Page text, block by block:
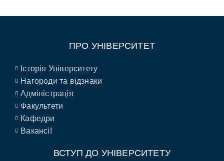
ПРО УНІВЕРСИТЕТ
Історія Університету
Нагороди та відзнаки
Адміністрація
Факультети
Кафедри
Вакансії
ВСТУП ДО УНІВЕРСИТЕТУ